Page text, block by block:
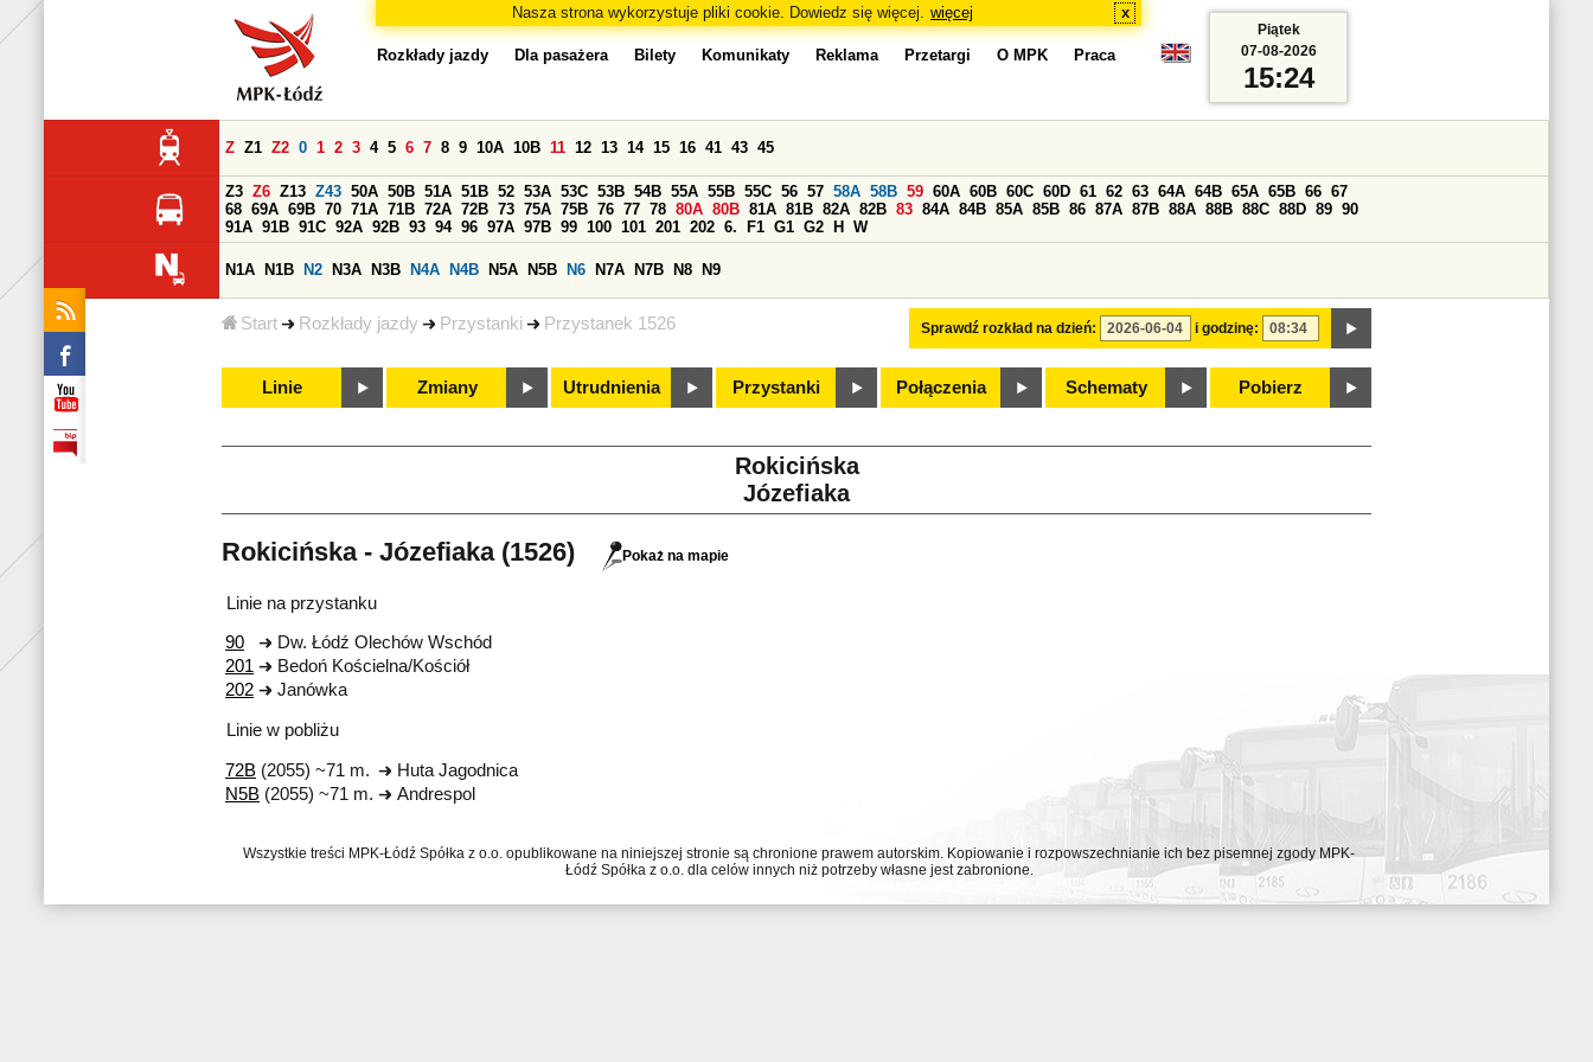
Nasza strona wykorzystuje pliki cookie. Dowiedz się więcej. więcej x
Start Rozkłady jazdy Przystanki Przystanek 1526
Rozkłady jazdy Dla pasażera Bilety Komunikaty Reklama Przetargi O MPK Praca
Sprawdź rozkład na dzień: i godzinę:
Z Z1 Z2 0 1 2 3 4 5 6 7 8 9 10A 10B 11 12 13 14 15 16 41 43 45
Z3 Z6 Z13 Z43 50A 50B 51A 51B 52 53A 53C 53B 54B 55A 55B 55C 56 57 58A 58B 59 60A 60B 60C 60D 61 62 63 64A 64B 65A 65B 66 67
68 69A 69B 70 71A 71B 72A 72B 73 75A 75B 76 77 78 80A 80B 81A 81B 82A 82B 83 84A 84B 85A 85B 86 87A 87B 88A 88B 88C 88D 89 90
91A 91B 91C 92A 92B 93 94 96 97A 97B 99 100 101 201 202 6. F1 G1 G2 H W
N1A N1B N2 N3A N3B N4A N4B N5A N5B N6 N7A N7B N8 N9
Linie Zmiany Utrudnienia Przystanki Połączenia Schematy Pobierz
Piątek
07-08-2026
15:24
Rokicińska
Józefiaka
Rokicińska - Józefiaka (1526) Pokaż na mapie
Linie na przystanku
90
Dw. Łódź Olechów Wschód
201
Bedoń Kościelna/Kościół
202
Janówka
Linie w pobliżu
72B (2055) ~71 m.
Huta Jagodnica
N5B (2055) ~71 m. Andrespol
Wszystkie treści MPK-Łódź Spółka z o.o. opublikowane na niniejszej stronie są chronione prawem autorskim. Kopiowanie i rozpowszechnianie ich bez pisemnej zgody MPK-
Łódź Spółka z o.o. dla celów innych niż potrzeby własne jest zabronione.